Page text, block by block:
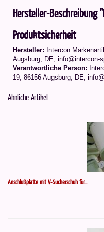
Hersteller-Beschreibung
Produktsicherheit
Hersteller: Intercon
Augsburg, DE, info@intercon-
Verantwortliche Person:
19, 86156 Augsburg, DE,
Ähnliche Artikel
Anschlußplatte mit V-Sucherschuh für...